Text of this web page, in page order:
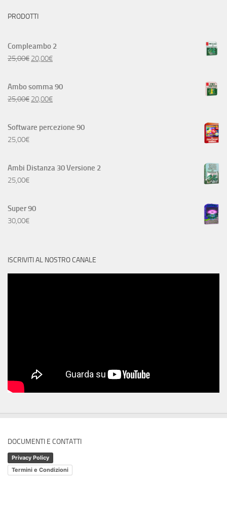
PRODOTTI
Compleambo 2
25,00€ 20,00€
Ambo somma 90
25,00€ 20,00€
Software percezione 90
25,00€
Ambi Distanza 30 Versione 2
25,00€
Super 90
30,00€
ISCRIVITI AL NOSTRO CANALE
DOCUMENTI E CONTATTI
Privacy Policy
Termini e Condizioni